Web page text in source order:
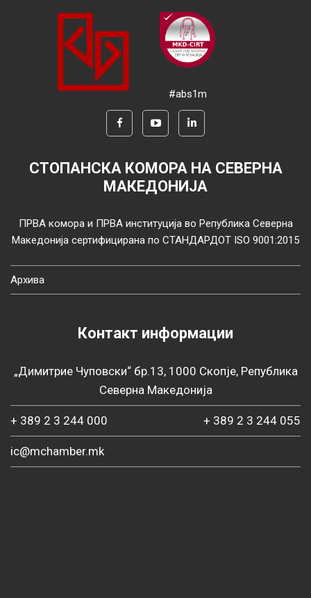
#abs1m
СТОПАНСКА КОМОРА НА СЕВЕРНА
МАКЕДОНИЈА
ПРВА комора и ПРВА институција во Република Северна
Македонија сертифицирана по СТАНДАРДОТ ISO 9001:2015
Архива
Контакт информации
„Димитрие Чуповски“ бр.13, 1000 Скопје, Република
Северна Македонија
+ 389 2 3 244 000 + 389 2 3 244 055
ic@mchamber.mk